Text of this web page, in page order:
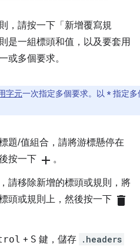
，請按一下「新增覆寫規
是一組標頭和值，以及要套用
或多個要求。
字元一次指定多個要求。以 * 指定多
題/值組合，請將游標懸停在
按一下 add 。
請移除新增的標頭或規則，將
頭或規則上，然後按一下 delete
+ S 鍵，儲存 .headers